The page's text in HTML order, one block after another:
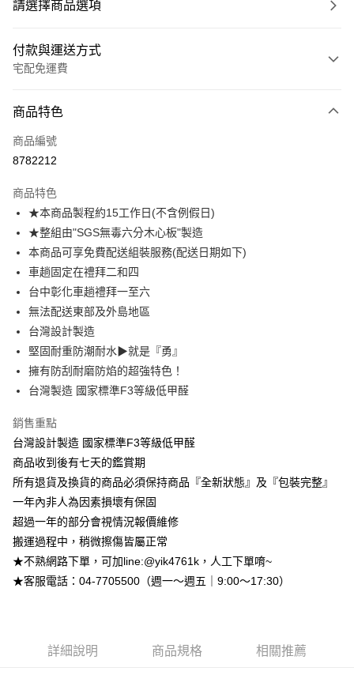
請選擇商品選項
付款與運送方式
宅配免運費
信用卡一次付款
信用卡分期付款
合作金庫商業銀行
華南商業銀行
彰化商業銀行
上海商業儲蓄銀行
台北富邦商業銀行
國泰世華商業銀行
兆豐國際商業銀行
臺灣中小企業銀行
匯豐（台灣）商業銀行
聯邦商業銀行
元大商業銀行
玉山商業銀行
台新國際商業銀行
台灣樂天信用卡公司
6 期 0 利率 每期
華南商業銀行
彰化商業銀行
上海商業儲蓄銀行
台北富邦商業銀行
國泰世華商業銀行
臺灣中小企業銀行
匯豐（台灣）商業銀行
聯邦商業銀行
元大商業銀行
玉山商業銀行
台新國際商業銀行
台灣樂天信用卡公司
LINE Pay
Apple Pay
街口支付
悠遊付
Google Pay
大哥付你分期
相關說明
1.本服務由台灣大哥大提供，台灣大哥大用戶可立即使用無須另外申請。
2.付款方式選擇「大哥付你分期」，訂單成立後會自動跳轉到大哥付的交易
流程，驗證手機門號後，選擇欲分期的期數、繳款截止日，確認付款後即完
成交易。
3.實際核准額度、可分期數及費用金額請依後續交易確認頁面所載為準。
4.訂單成立30分鐘內，如未前往確認交易或遇審核未通過，訂單將自動取
法說明評估內容。
【繳款方式說明】
1.分期款項不併入電信帳單，「大哥付你分期」於每月結算日後寄送繳費提
醒簡訊。
2.透過簡訊連結打開帳單後，可選擇「超商條碼／台灣大直營門市／銀行轉
用戶於交易時，得透過本服務購買商品或服務，並由商店將買賣／分期付款
AFTEE先享後付
相關說明
【關於「AFTEE先享後付」】
AFTEE先享後付是「在收到商品之後才付款」的支付方式。 讓您購物簡單
便利好安心！
１．簡單：不需註冊會員、不需綁卡、不需儲值。
２．便利：只要手機號碼，簡訊認證，即可結帳。
【「AFTEE先享後付」結帳流程】
１．於結帳方式選擇「AFTEE先享後付」後，將跳轉至「AFTEE先享後付」
結帳頁面，進行簡訊認證並確認金額後，即可完成結帳。
※ 請注意：結帳手續完成當下不需立刻繳費，但若您需要取消訂單，請聯絡
購買商品的店家。未經商家同意取消之訂單仍視為有效，需透過AFTEE先享
運送方式
➤一般商品『宅配寄送』：1.車趟為週一至六 2.無組裝，只送至一
樓 3.購買大型家具，可一同配送組裝
免運費
每筆NT$3,000，滿NT$1(含以上)免運費
商品特色
商品編號
8782212
商品特色
★本商品製程約15工作日(不含例假日)
★整組由"SGS無毒六分木心板"製造
本商品可享免費配送組裝服務(配送日期如下)
車趟固定在禮拜二和四
台中彰化車趟禮拜一至六
無法配送東部及外島地區
台灣設計製造
堅固耐重防潮耐水▶就是『勇』
擁有防刮耐磨防焰的超強特色！
台灣製造 國家標準F3等級低甲醛
銷售重點
台灣設計製造 國家標準F3等級低甲醛
商品收到後有七天的鑑賞期
所有退貨及換貨的商品必須保持商品『全新狀態』及『包裝完整』
一年內非人為因素損壞有保固
超過一年的部分會視情況報價維修
搬運過程中，稍微擦傷皆屬正常
★不熟網路下單，可加line:@yik4761k，人工下單唷~
★客服電話：04-7705500（週一～週五｜9:00～17:30）
詳細說明 商品規格 相關推薦